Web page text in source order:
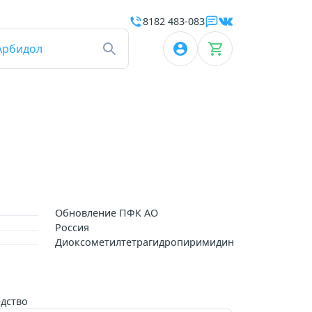
8182 483-083
Обновление ПФК АО
Россия
Диоксометилтетрагидропиримидин